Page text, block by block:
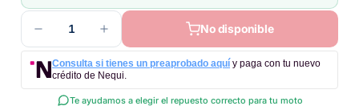
1 No disponible
Consulta si tienes un preaprobado aquí y paga con tu nuevo
crédito de Nequi.
Te ayudamos a elegir el repuesto correcto para tu moto